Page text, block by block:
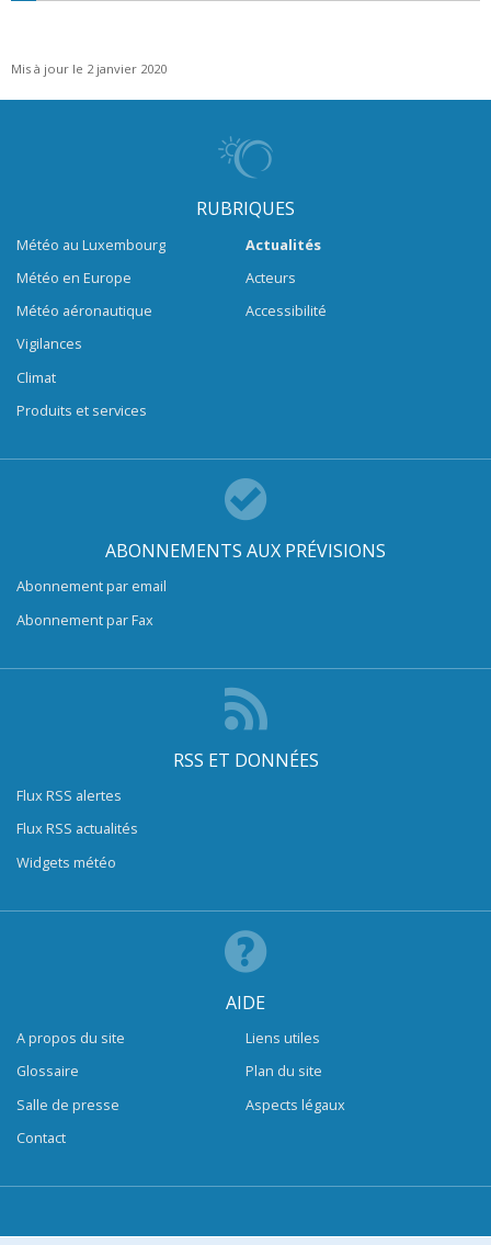
Mis à jour le 2 janvier 2020
RUBRIQUES
Météo au Luxembourg
Météo en Europe
Météo aéronautique
Vigilances
Climat
Produits et services
Actualités
Acteurs
Accessibilité
ABONNEMENTS AUX PRÉVISIONS
Abonnement par email
Abonnement par Fax
RSS ET DONNÉES
Flux RSS alertes
Flux RSS actualités
Widgets météo
AIDE
A propos du site
Glossaire
Salle de presse
Contact
Liens utiles
Plan du site
Aspects légaux